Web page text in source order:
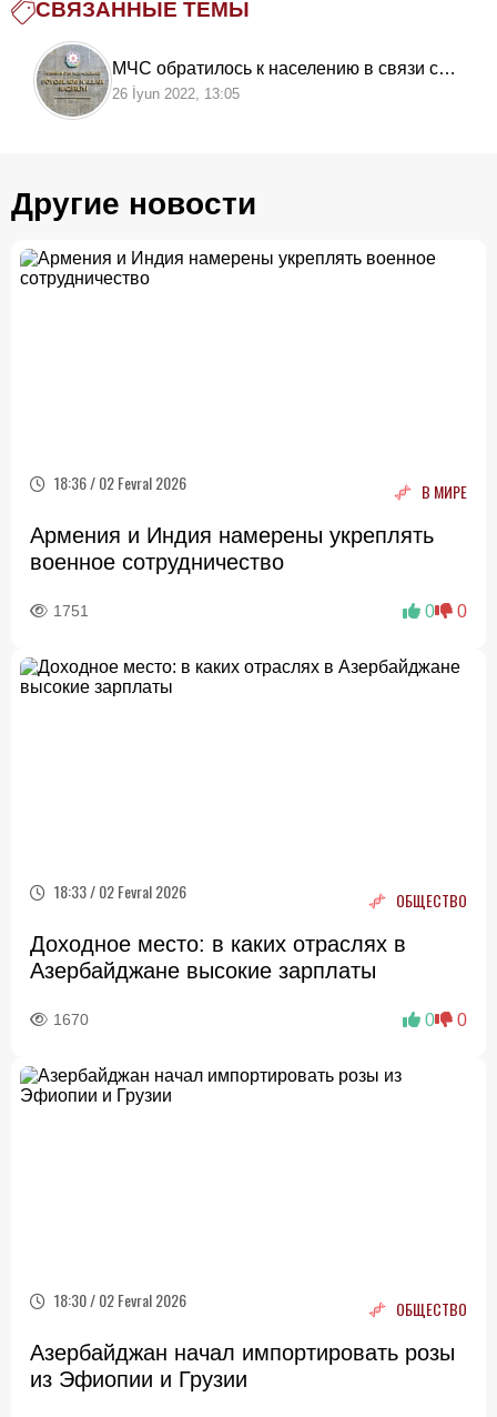
СВЯЗАННЫЕ ТЕМЫ
МЧС обратилось к населению в связи с
погодными условиями
26 İyun 2022, 13:05
Другие новости
18:36 / 02 Fevral 2026 В МИРЕ
Армения и Индия намерены укреплять
военное сотрудничество
1751 0 0
18:33 / 02 Fevral 2026 ОБЩЕСТВО
Доходное место: в каких отраслях в
Азербайджане высокие зарплаты
1670 0 0
18:30 / 02 Fevral 2026 ОБЩЕСТВО
Азербайджан начал импортировать розы
из Эфиопии и Грузии